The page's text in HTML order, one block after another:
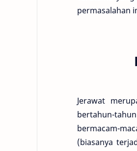
permasalahan
Jerawat
bertahun-
bermacam-
(biasanya